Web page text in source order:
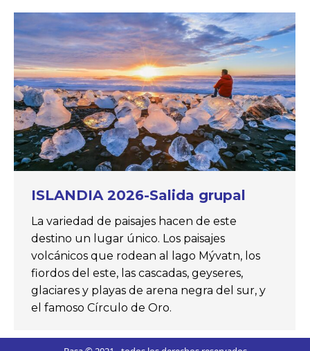
ISLANDIA 2026-Salida grupal
La variedad de paisajes hacen de este
destino un lugar único. Los paisajes
volcánicos que rodean al lago Mývatn, los
fiordos del este, las cascadas, geyseres,
glaciares y playas de arena negra del sur, y
el famoso Círculo de Oro.